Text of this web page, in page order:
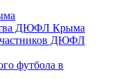
ДЮФЛ Крыма
ДЮФЛ
футбола в